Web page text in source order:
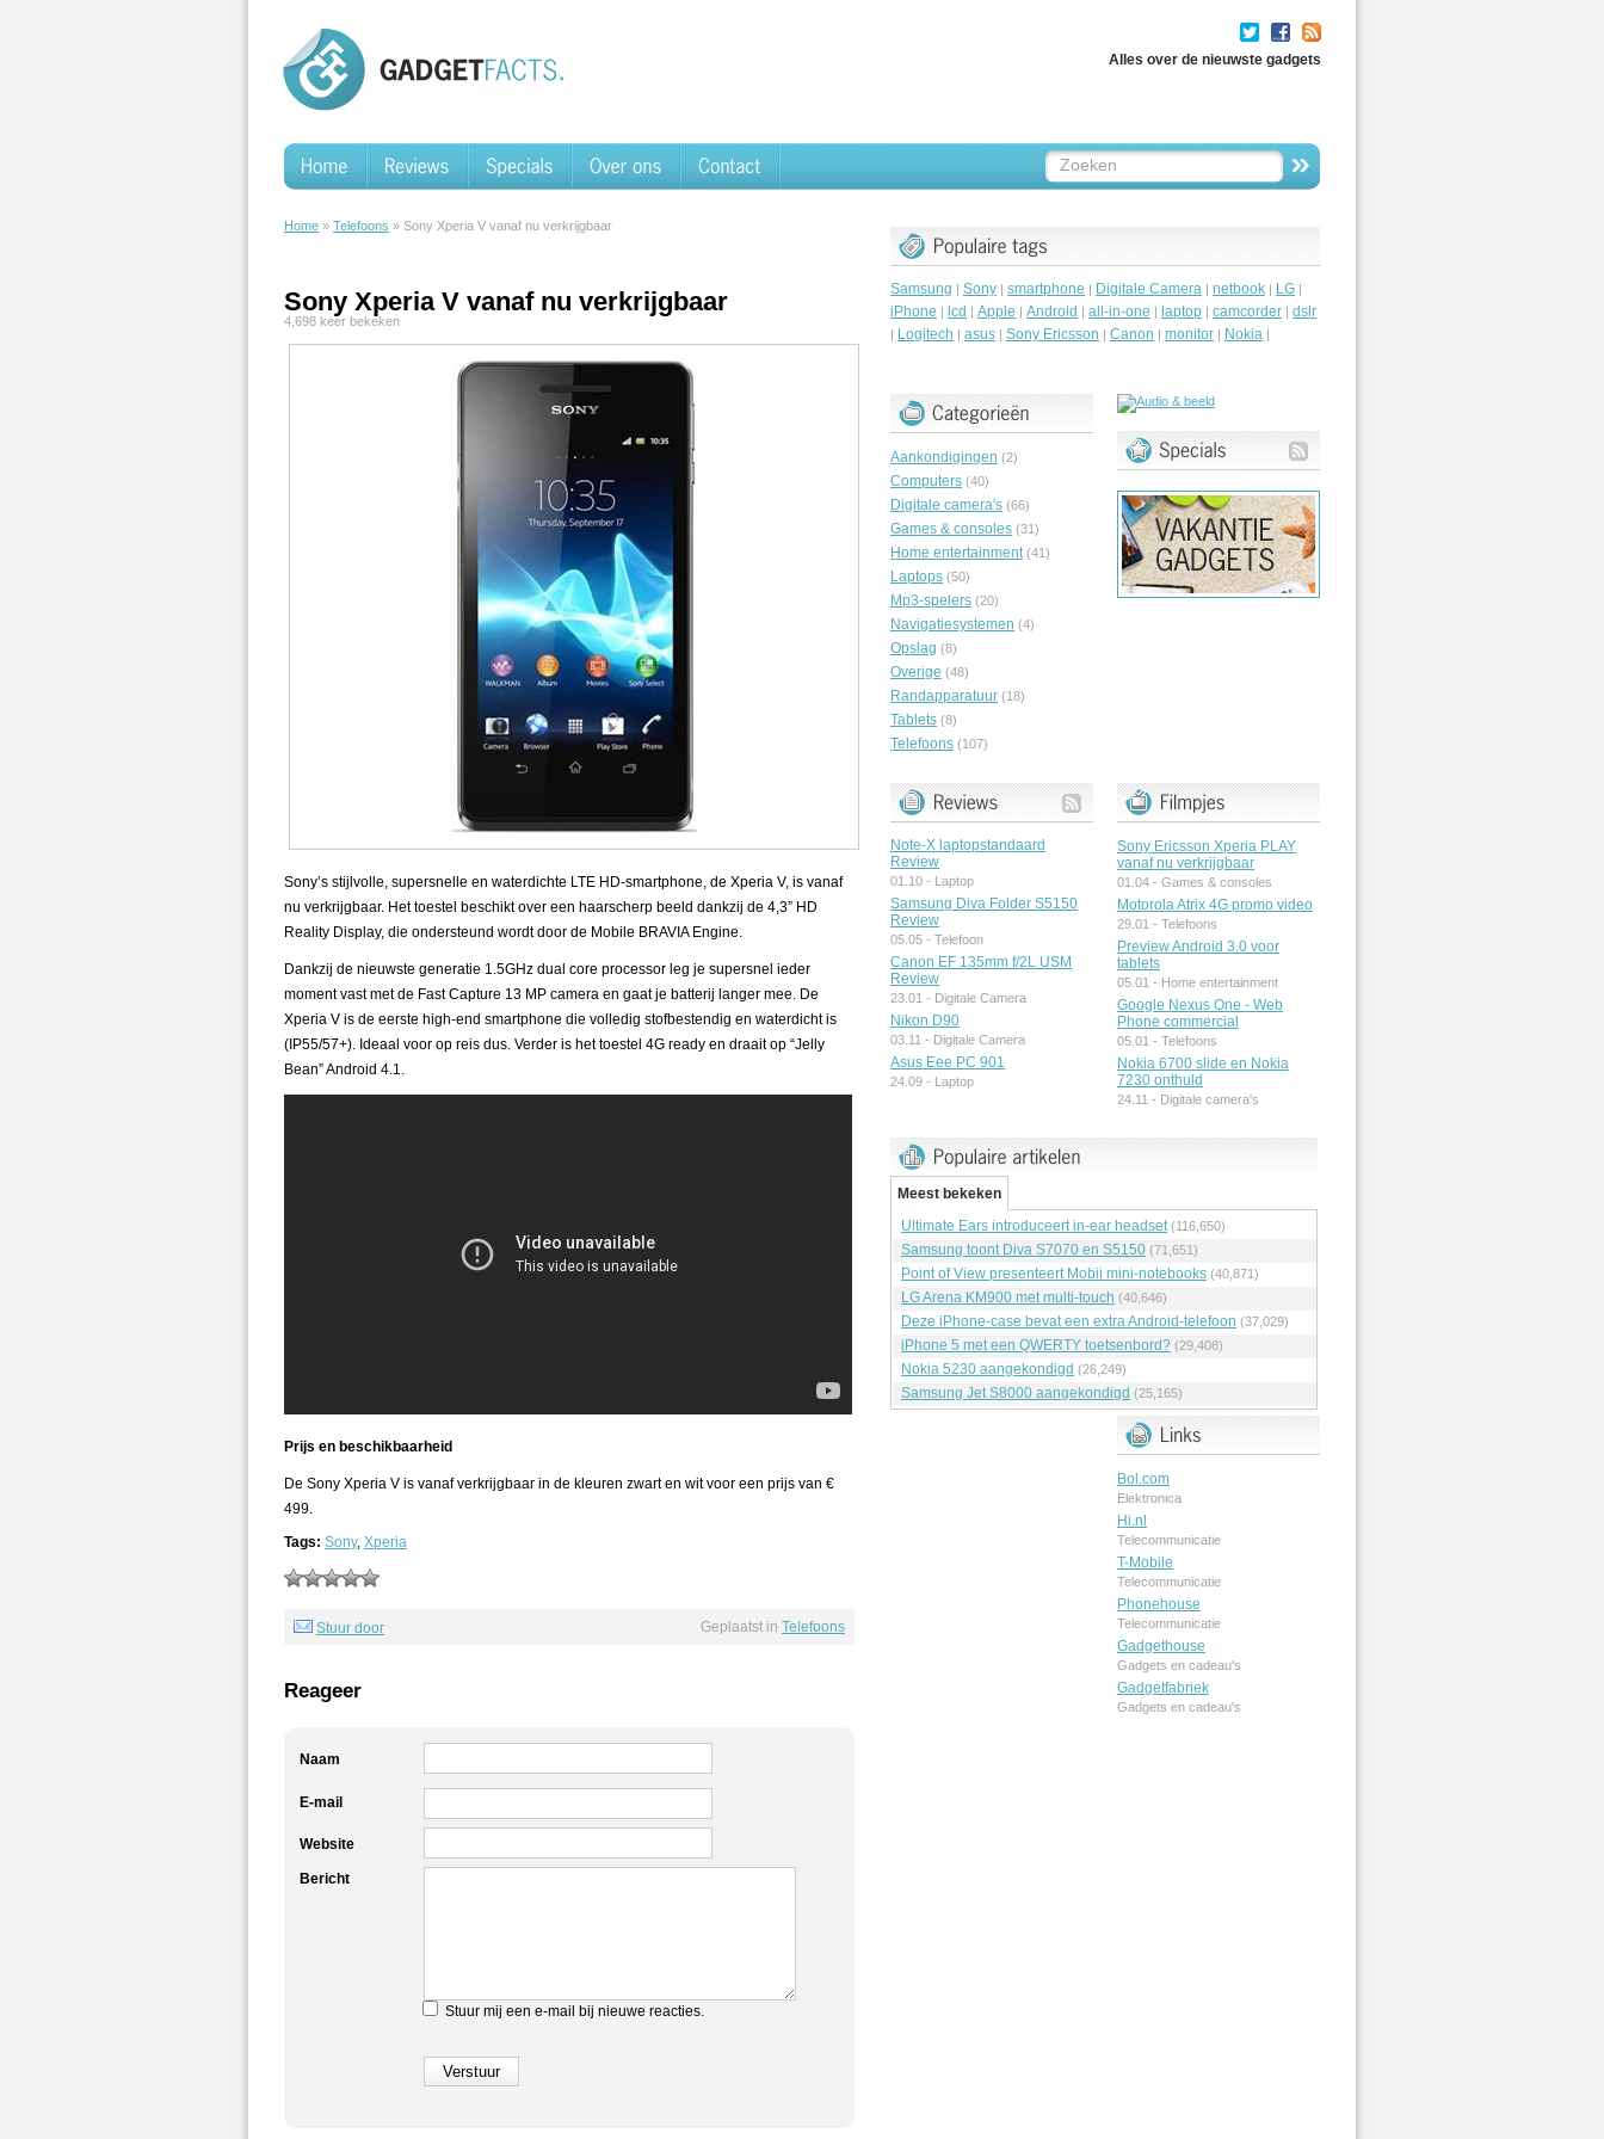
Alles over de nieuwste gadgets
Home » Telefoons » Sony Xperia V vanaf nu verkrijgba​ar
Sony Xperia V vanaf nu verkrijgba​ar
4,698 keer bekeken
Sony’s stijlvolle, supersnelle en waterdichte LTE HD-smartphone, de Xperia V, is vanaf
nu verkrijgbaar. Het toestel beschikt over een haarscherp beeld dankzij de 4,3” HD
Reality Display, die ondersteund wordt door de Mobile BRAVIA Engine.
Dankzij de nieuwste generatie 1.5GHz dual core processor leg je supersnel ieder
moment vast met de Fast Capture 13 MP camera en gaat je batterij langer mee. De
Xperia V is de eerste high-end smartphone die volledig stofbestendig en waterdicht is
(IP55/57+). Ideaal voor op reis dus. Verder is het toestel 4G ready en draait op “Jelly
Bean” Android 4.1.
Prijs en beschikbaarheid
De Sony Xperia V is vanaf verkrijgbaar in de kleuren zwart en wit voor een prijs van €
499.
Tags: Sony, Xperia
Stuur door Geplaatst in Telefoons
Reageer
Naam
E-mail
Website
Bericht
Stuur mij een e-mail bij nieuwe reacties.
Samsung | Sony | smartphone | Digitale Camera | netbook | LG |
iPhone | lcd | Apple | Android | all-in-one | laptop | camcorder | dslr
| Logitech | asus | Sony Ericsson | Canon | monitor | Nokia |
Aankondigingen (2)
Computers (40)
Digitale camera's (66)
Games & consoles (31)
Home entertainment (41)
Laptops (50)
Mp3-spelers (20)
Navigatiesystemen (4)
Opslag (8)
Overige (48)
Randapparatuur (18)
Tablets (8)
Telefoons (107)
Note-X laptopstandaard
Review
01.10 - Laptop
Samsung Diva Folder S5150
Review
05.05 - Telefoon
Canon EF 135mm f/2L USM
Review
23.01 - Digitale Camera
Nikon D90
03.11 - Digitale Camera
Asus Eee PC 901
24.09 - Laptop
Sony Ericsson Xperia PLAY
vanaf nu verkrijgbaar
01.04 - Games & consoles
Motorola Atrix 4G promo video
29.01 - Telefoons
Preview Android 3.0 voor
tablets
05.01 - Home entertainment
Google Nexus One - Web
Phone commercial
05.01 - Telefoons
Nokia 6700 slide en Nokia
7230 onthuld
24.11 - Digitale camera's
Meest bekeken
Ultimate Ears introduceert in-ear headset (116,650)
Samsung toont Diva S7070 en S5150 (71,651)
Point of View presenteert Mobii mini-notebooks (40,871)
LG Arena KM900 met multi-touch (40,646)
Deze iPhone-case bevat een extra Android-telefoon (37,029)
iPhone 5 met een QWERTY toetsenbord? (29,408)
Nokia 5230 aangekondigd (26,249)
Samsung Jet S8000 aangekondigd (25,165)
Bol.com
Elektronica
Hi.nl
Telecommunicatie
T-Mobile
Telecommunicatie
Phonehouse
Telecommunicatie
Gadgethouse
Gadgets en cadeau's
Gadgetfabriek
Gadgets en cadeau's